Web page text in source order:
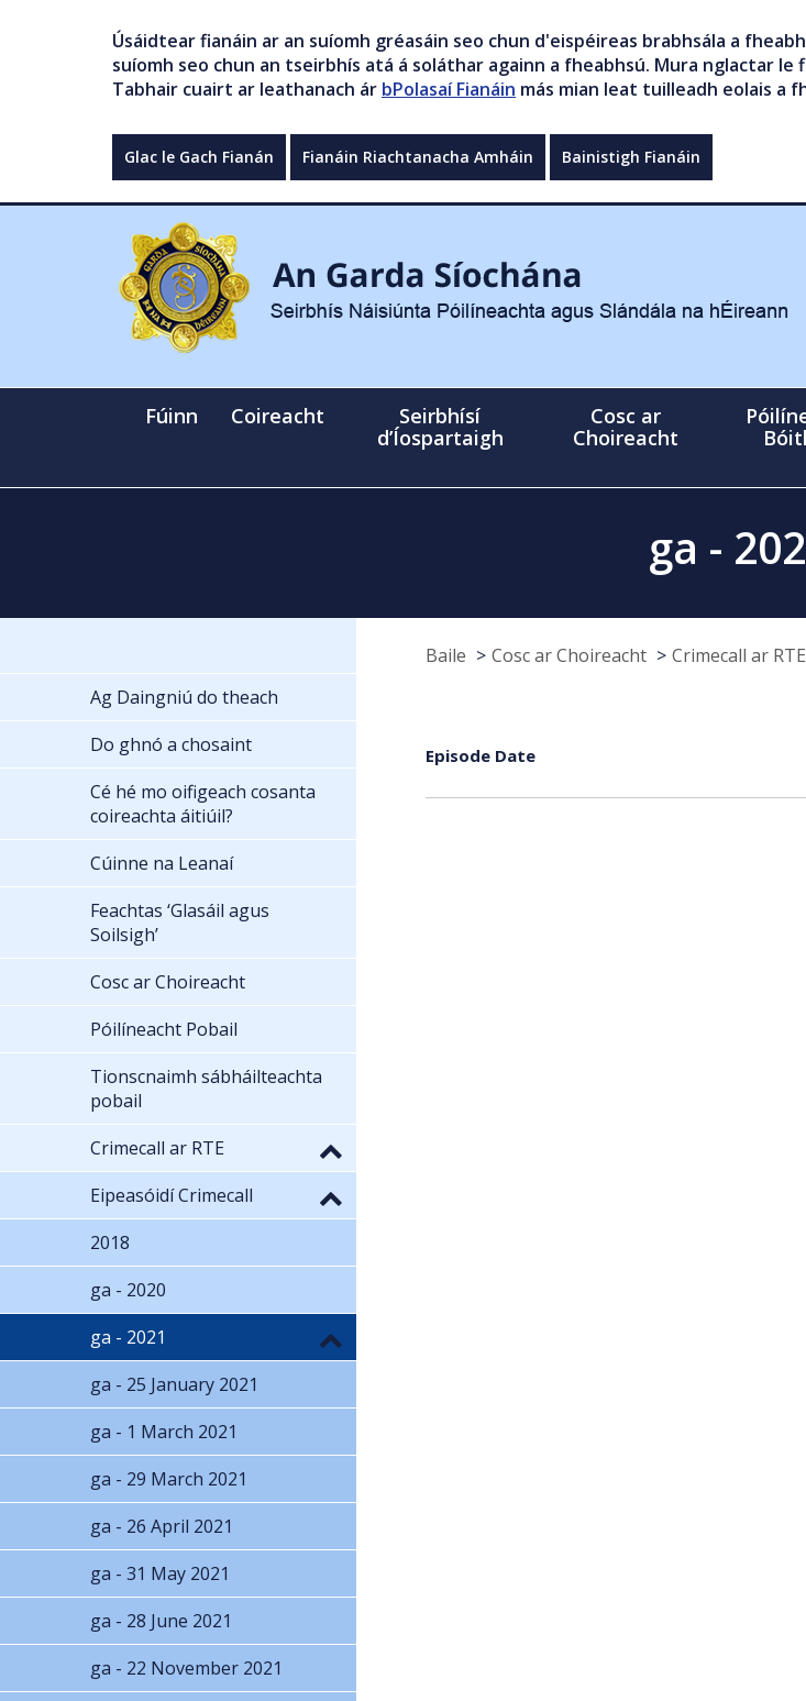
Úsáidtear fianáin ar an suíomh gréasáin seo chun d'eispéireas brabhsála a
suíomh seo chun an tseirbhís atá á soláthar againn a fheabhsú. Mura nglactar
Tabhair cuairt ar leathanach ár bPolasaí Fianáin más mian leat tuilleadh eolais a
Glac le Gach Fianán Fianáin Riachtanacha Amháin Bainistigh Fianáin
Fúinn Coireacht
Seirbhísí
d’Íospartaigh
Cosc ar
Choireacht
ga -
Baile Cosc ar Choireacht Crimecall ar RTE
Episode Date
Ag Daingniú do theach
Do ghnó a chosaint
Cé hé mo oifigeach cosanta
coireachta áitiúil?
Cúinne na Leanaí
Feachtas ‘Glasáil agus
Soilsigh’
Cosc ar Choireacht
Póilíneacht Pobail
Tionscnaimh sábháilteachta
pobail
Crimecall ar RTE
Eipeasóidí Crimecall
2018
ga - 2020
ga - 2021
ga - 25 January 2021
ga - 1 March 2021
ga - 29 March 2021
ga - 26 April 2021
ga - 31 May 2021
ga - 28 June 2021
ga - 22 November 2021